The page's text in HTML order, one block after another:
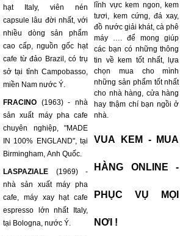
hạt Italy, viên nén
capsule lâu đời nhất, với
nhiều dòng sản phẩm
cao cấp, nguồn gốc hạt
cafe từ đảo Brazil, có trụ
sở tại tỉnh Campobasso,
miền Nam nước Ý.
FRACINO (1963) - nhà
sản xuất máy pha cafe
chuyên nghiệp, "MADE
IN 100% ENGLAND", tại
Birmingham, Anh Quốc.
LASPAZIALE (1969) -
nhà sản xuất máy pha
cafe, máy xay hạt cafe
espresso lớn nhất Italy,
tại Bologna, nước Ý.
lĩnh vực kem ngon, kem
tươi, kem cứng, đá xay,
đồ nước giải khát, cà phê
máy …. để mong giúp
các bạn có những thông
tin về kem tốt nhất, lựa
chọn mua cho mình
những sản phẩm tốt nhất
cho nhà hàng, cửa hàng
hay thậm chí bạn ngồi ở
nhà.
VUA KEM - MUA
HÀNG ONLINE -
PHỤC VỤ MỌI
NƠI !